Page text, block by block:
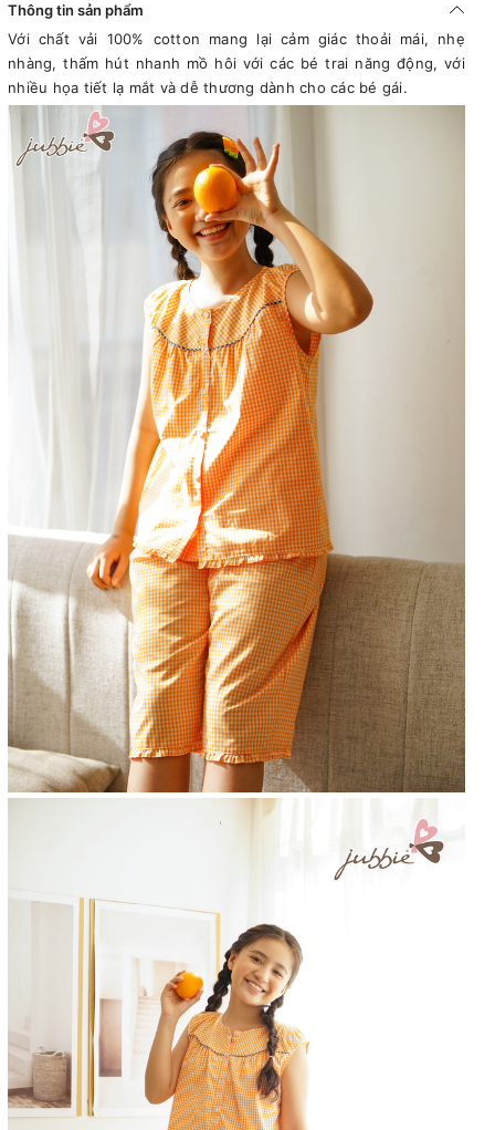
Thông tin sản phẩm
Với chất vải 100% cotton mang lại cảm giác thoải mái, nhẹ
nhàng, thấm hút nhanh mồ hôi với các bé trai năng động, với
nhiều họa tiết lạ mắt và dễ thương dành cho các bé gái.